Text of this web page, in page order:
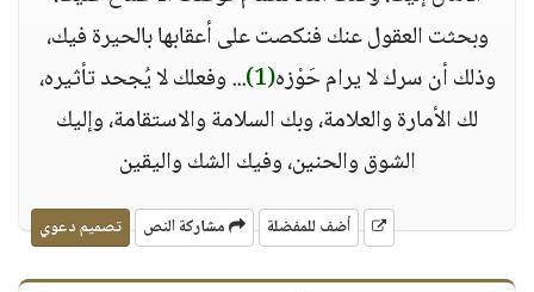
وبحثت العقول عنك فنكصت على أعقابها بالحيرة فيك،
وذلك أن سرك لا يرام حَوْزه(1) ... وفعلك لا يُجحد تأثيره،
لك الأمارة والعلامة، وبك السلامة والاستقامة، وإليك
الشوق والحنين، وفيك الشك واليقين
أضف للمفضلة مشاركة النص تصميم دعوي